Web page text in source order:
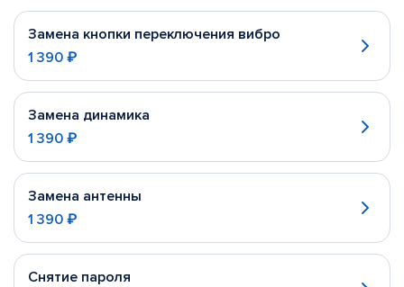
Замена кнопки переключения вибро
1 390 ₽
Замена динамика
1 390 ₽
Замена антенны
1 390 ₽
Снятие пароля